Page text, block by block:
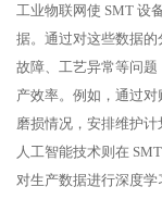
工业物联网使 SMT 设
据。通过对这些数据
故障、工艺异常等问
产效率。例如，通过
磨损情况，安排维护计
人工智能技术则在
对生产数据进行深度